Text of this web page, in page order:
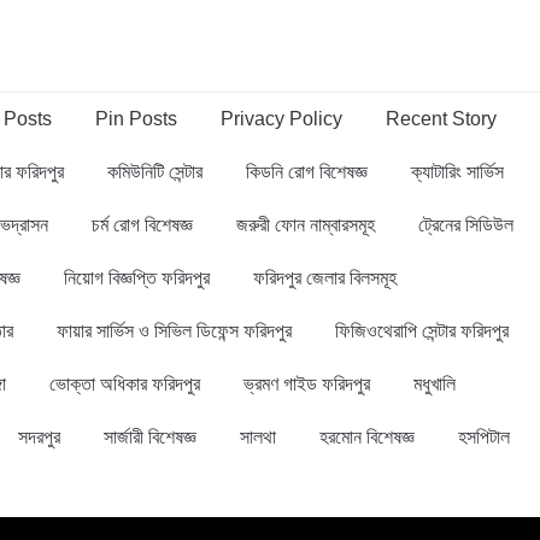
Posts Pin Posts Privacy Policy Recent Story
ফরিদপুর কমিউনিটি সেন্টার কিডনি রোগ বিশেষজ্ঞ ক্যাটারিং সার্ভিস
চর্ম রোগ বিশেষজ্ঞ জরুরী ফোন নাম্বারসমূহ ট্রেনের সিডিউল
নিয়োগ বিজ্ঞপ্তি ফরিদপুর ফরিদপুর জেলার বিলসমূহ
ফায়ার সার্ভিস ও সিভিল ডিফেন্স ফরিদপুর ফিজিওথেরাপি সেন্টার ফরিদপুর
ভোক্তা অধিকার ফরিদপুর ভ্রমণ গাইড ফরিদপুর মধুখালি
সদরপুর সার্জারী বিশেষজ্ঞ সালথা হরমোন বিশেষজ্ঞ হসপিটাল